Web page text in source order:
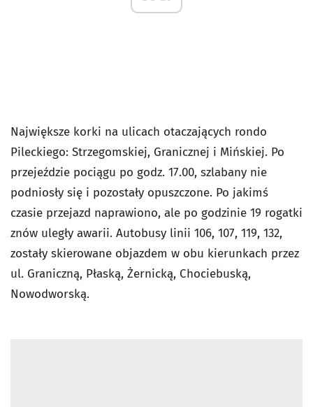
Największe korki na ulicach otaczających rondo
Pileckiego: Strzegomskiej, Granicznej i Mińskiej. Po
przejeździe pociągu po godz. 17.00, szlabany nie
podniosły się i pozostały opuszczone. Po jakimś
czasie przejazd naprawiono, ale po godzinie 19 rogatki
znów uległy awarii. Autobusy linii 106, 107, 119, 132,
zostały skierowane objazdem w obu kierunkach przez
ul. Graniczną, Płaską, Żernicką, Chociebuską,
Nowodworską.